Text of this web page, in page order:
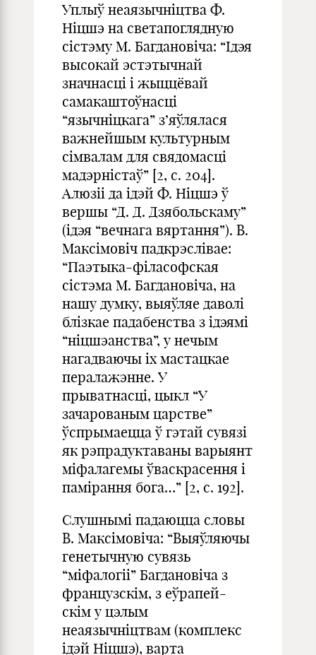
Уплыў неаязычніцтва Ф.
Ніцшэ на светапоглядную
сістэму М. Багдановіча: “Ідэя
высокай эстэтычнай
значнасці і жыццёвай
самакаштоўнасці
“язычніцкага” з’яўлялася
важнейшым культурным
сімвалам для свядомасці
мадэрністаў” [2, с. 204].
Алюзіі да ідэй Ф. Ніцшэ ў
вершы “Д. Д. Дзябольскаму”
(ідэя “вечнага вяртання”). В.
Максімовіч падкрэслівае:
“Паэтыка-філасофская
сістэма М. Багдановіча, на
нашу думку, выяўляе даволі
блізкае падабенства з ідэямі
“ніцшэанства”, у нечым
нагадваючы іх мастацкае
пералажэнне. У
прыватнасці, цыкл “У
зачарованым царстве”
ўспрымаецца ў гэтай сувязі
як рэпрадуктаваны варыянт
міфалагемы ўваскрасення і
памірання бога…” [2, с. 192].
Слушнымі падаюцца словы
В. Максімовіча: “Выяўляючы
генетычную сувязь
“міфалогіі” Багдановіча з
французскім, з еўрапей-
скім у цэлым
неаязычніцтвам (комплекс
ідэй Ніцшэ), варта